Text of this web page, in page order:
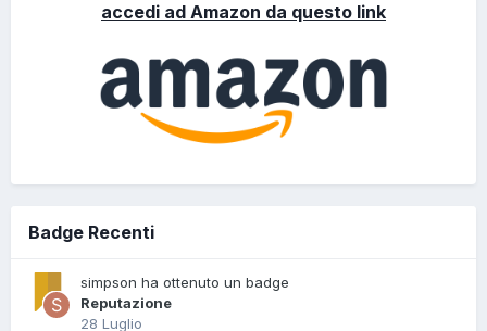
accedi ad Amazon da questo link
Badge Recenti
simpson ha ottenuto un badge
Reputazione
28 Luglio